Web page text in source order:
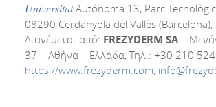
UniversitatAutónoma 13, Parc
08290 Cerdanyola del Vallès (Barcelona),
Διανέμεται από: FREZYDERM SA–
37 – Αθήνα – Ελλάδα, Τηλ.: +30 210
https://www.frezyderm.com,